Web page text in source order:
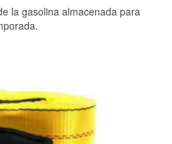
la gasolina almacenada para